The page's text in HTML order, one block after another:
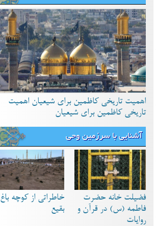
اهمیت تاریخی کاظمین برای شیعیان اهمیت
تاریخی کاظمین برای شیعیان
آشنایی با سرزمین وحی
فضیلت خانه حضرت
فاطمه (س) در قرآن و
روایات
خاطراتی از کوچه باغ
بقیع